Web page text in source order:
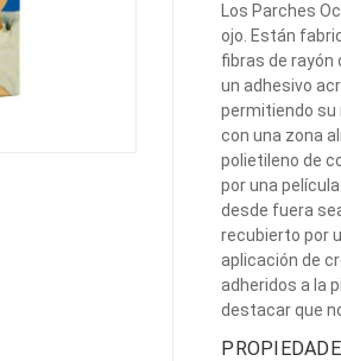
Los Parches
ojo. Están
fibras de rayón
un adhesivo
permitiendo su
con una zona
polietileno de
por una
desde fuera
recubierto por
aplicación de
adheridos a la
destacar que